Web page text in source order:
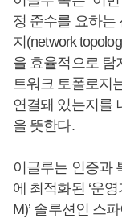
정 준수를 요하는
지(network
을 효율적으로 탐
트워크 토폴로지
연결돼 있는지를
을 뜻한다.
이글루는 인증과
에 최적화된 ‘운
M)’ 솔루션인 스